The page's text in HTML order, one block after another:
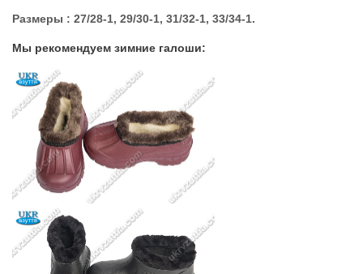
Размеры : 27/28-1, 29/30-1, 31/32-1, 33/34-1.
Мы рекомендуем зимние галоши: